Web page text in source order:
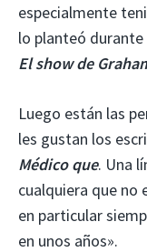
especialmente
lo planteó durante
El show de
Luego están las
les gustan los
Médico que. Una
cualquiera que no
en particular
en unos años».